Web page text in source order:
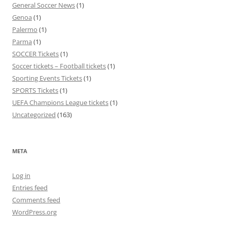
General Soccer News(1)
Genoa (1)
Palermo (1)
Parma (1)
SOCCER Tickets(1)
Soccer tickets – Football tickets(1)
Sporting Events Tickets(1)
SPORTS Tickets(1)
UEFA Champions League tickets(1)
Uncategorized (163)
META
Log in
Entries feed
Comments feed
WordPress.org